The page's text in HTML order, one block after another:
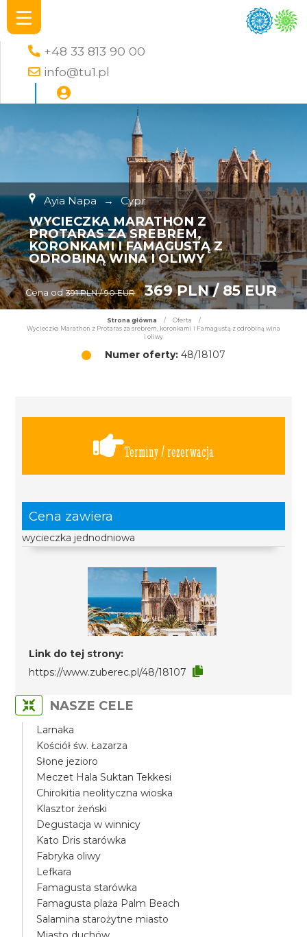
+48 33 813 90 00
info@tu1.pl
Ayia Napa → Cypr
WYCIECZKA MARATHON Z
PROTARAS ZA SREBREM,
KORONKAMI I FAMAGUSTĄ Z
ODROBINĄ WINA I OLIWY
Cena od 391 PLN / 90 EUR 369 PLN / 85 EUR
Strona główna / Oferta
/
Wycieczka Marathon z Protaras za srebrem, koronkami i Famagustą z odrobiną wina
i oliwy
Numer oferty: 48/18107
Terminy / rezerwacja
Cena zawiera
wycieczka jednodniowa
Link do tej strony:
https://www.zuberec.pl/48/18107
NASZE CELE
Larnaka
Kościół św. Łazarza
Słone jezioro
Meczet Hala Suktan Tekkesi
Chirokitia neolityczna wioska
Klasztor żeński
Degustacja w winnicy
Kato Dris starówka
Fabryka oliwy
Lefkara
Famagusta starówka
Famagusta plaża Palm Beach
Salamina starożytne miasto